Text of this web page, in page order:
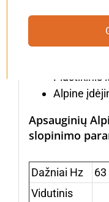
kamštukai
Du
Plastikinis
Alpine
Apsauginių
slopinimo
Dažniai Hz 63
Vidutinis